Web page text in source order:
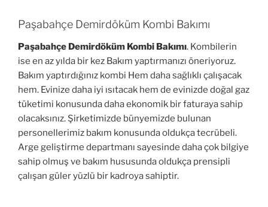
Paşabahçe Demirdöküm Kombi Bakımı
Paşabahçe Demirdöküm Kombi Bakımı. Kombilerin
ise en az yılda bir kez Bakım yaptırmanızı öneriyoruz.
Bakım yaptırdığınız kombi Hem daha sağlıklı çalışacak
hem. Evinize daha iyi ısıtacak hem de evinizde doğal gaz
tüketimi konusunda daha ekonomik bir faturaya sahip
olacaksınız. Şirketimizde bünyemizde bulunan
personellerimiz bakım konusunda oldukça tecrübeli.
Arge geliştirme departmanı sayesinde daha çok bilgiye
sahip olmuş ve bakım hususunda oldukça prensipli
çalışan güler yüzlü bir kadroya sahiptir.